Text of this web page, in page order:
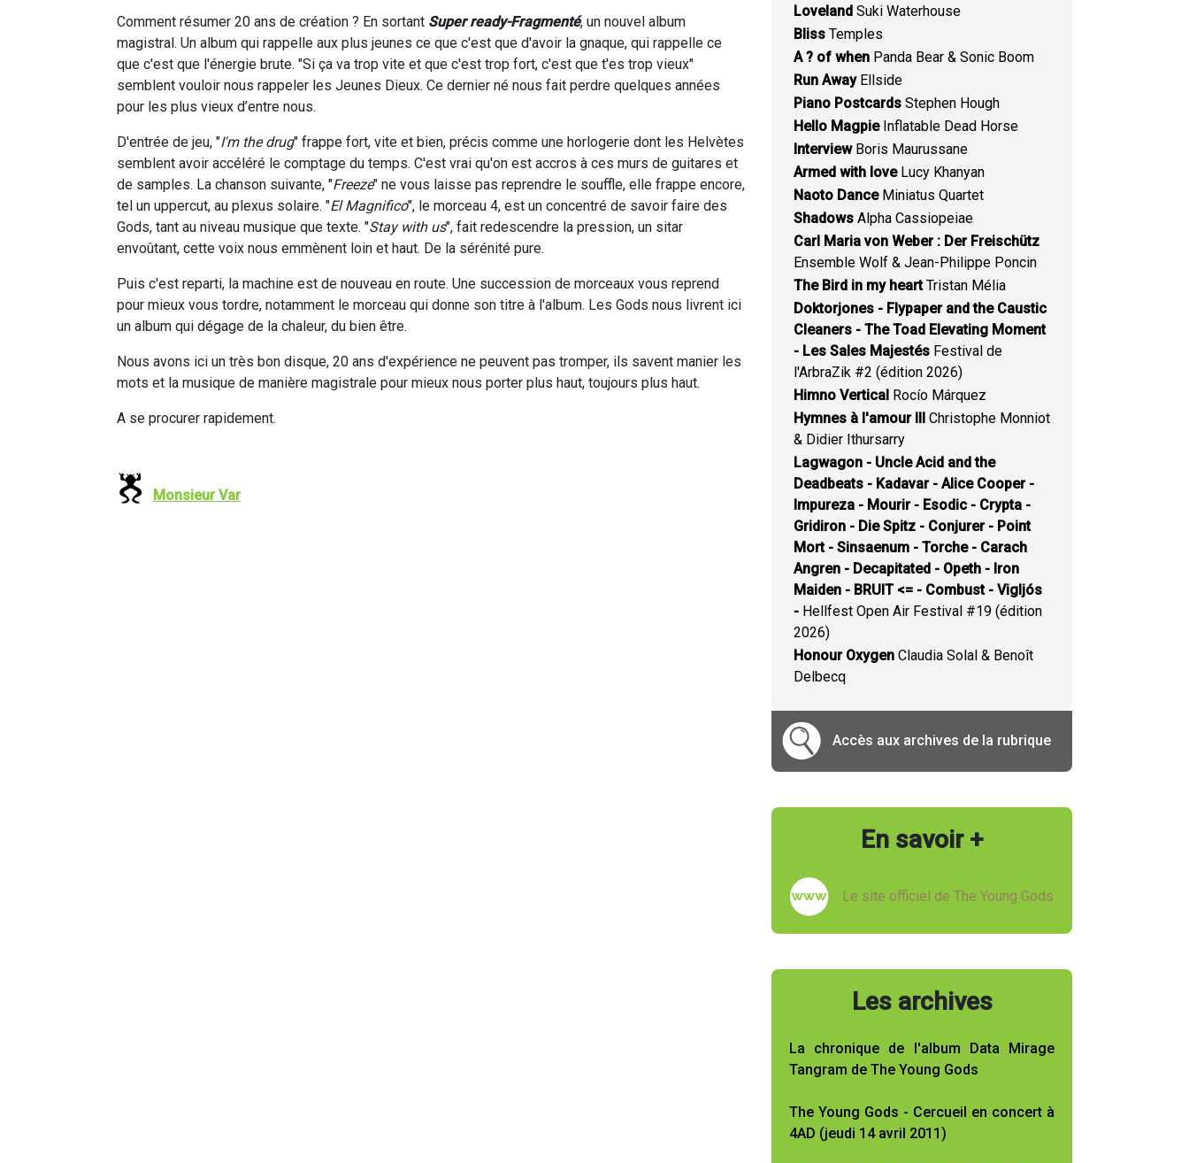
Comment résumer 20 ans de création ? En sortant Super ready-Fragmenté, un nouvel album
magistral. Un album qui rappelle aux plus jeunes ce que c'est que d'avoir la gnaque, qui rappelle ce
que c'est que l'énergie brute. "Si ça va trop vite et que c'est trop fort, c'est que t'es trop vieux"
semblent vouloir nous rappeler les Jeunes Dieux. Ce dernier né nous fait perdre quelques années
pour les plus vieux d’entre nous.
D'entrée de jeu, "I'm the drug" frappe fort, vite et bien, précis comme une horlogerie dont les Helvètes
semblent avoir accéléré le comptage du temps. C'est vrai qu'on est accros à ces murs de guitares et
de samples. La chanson suivante, "Freeze" ne vous laisse pas reprendre le souffle, elle frappe encore,
tel un uppercut, au plexus solaire. "El Magnifico", le morceau 4, est un concentré de savoir faire des
Gods, tant au niveau musique que texte. "Stay with us", fait redescendre la pression, un sitar
envoûtant, cette voix nous emmènent loin et haut. De la sérénité pure.
Puis c'est reparti, la machine est de nouveau en route. Une succession de morceaux vous reprend
pour mieux vous tordre, notamment le morceau qui donne son titre à l'album. Les Gods nous livrent ici
un album qui dégage de la chaleur, du bien être.
Nous avons ici un très bon disque, 20 ans d'expérience ne peuvent pas tromper, ils savent manier les
mots et la musique de manière magistrale pour mieux nous porter plus haut, toujours plus haut.
A se procurer rapidement.
Monsieur Var
Loveland Suki Waterhouse
Bliss Temples
A ? of when Panda Bear & Sonic Boom
Run AwayEllside
Piano Postcards Stephen Hough
Hello MagpieInflatable Dead Horse
InterviewBoris Maurussane
Armed with loveLucy Khanyan
Naoto DanceMiniatus Quartet
Shadows Alpha Cassiopeiae
Carl Maria von Weber : Der Freischütz
Ensemble Wolf & Jean-Philippe Poncin
The Bird in my heartTristan Mélia
Doktorjones - Flypaper and the Caustic
Cleaners - The Toad Elevating Moment
- Les Sales Majestés Festival de
l'ArbraZik #2 (édition 2026)
Himno Vertical Rocío Márquez
Hymnes à l'amour III Christophe Monniot
& Didier Ithursarry
Lagwagon - Uncle Acid and the
Deadbeats - Kadavar - Alice Cooper -
Impureza - Mourir - Esodic - Crypta -
Gridiron - Die Spitz - Conjurer - Point
Mort - Sinsaenum - Torche - Carach
Angren - Decapitated - Opeth - Iron
Maiden - BRUIT <= - Combust - Vigljós
- Hellfest Open Air Festival #19 (édition
2026)
Honour Oxygen Claudia Solal & Benoît
Delbecq
Accès aux archives de la rubrique
En savoir +
Le site officiel de The Young Gods
Les archives
La chronique de l'album Data Mirage
Tangram de The Young Gods
The Young Gods - Cercueil en concert à
4AD (jeudi 14 avril 2011)